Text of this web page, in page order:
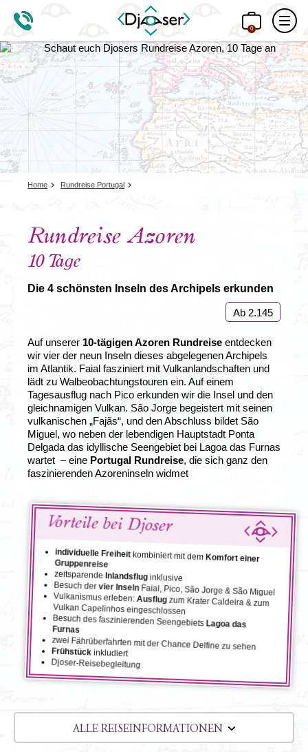
0
Home Rundreise Portugal
Rundreise Azoren
10 Tage
Die 4 schönsten Inseln des Archipels erkunden
Ab 2.145
Auf unserer 10-tägigen Azoren Rundreise entdecken
wir vier der neun Inseln dieses abgelegenen Archipels
im Atlantik. Faial fasziniert mit Vulkanlandschaften und
lädt zu Walbeobachtungstouren ein. Auf einem
Tagesausflug nach Pico erkunden wir die Insel und den
gleichnamigen Vulkan. São Jorge begeistert mit seinen
vulkanischen „Fajãs“, und den Abschluss bildet São
Miguel, wo neben der lebendigen Hauptstadt Ponta
Delgada das idyllische Seengebiet bei Lagoa das Furnas
wartet – eine Portugal Rundreise, die sich ganz den
faszinierenden Azoreninseln widmet
Vorteile bei Djoser
individuelle Freiheitkombiniert mit demKomfort einer
Gruppenreise
zeitsparende Inlandsfluginklusive
Besuch dervier InselnFaial, Pico, São Jorge & São Miguel
Vulkanismus erleben:Ausflugzum Krater Caldeira & zum
Vulkan Capelinhos eingeschlossen
Besuch des faszinierenden SeengebietsLagoa das
Furnas
zwei Fährüberfahrten mit der Chance Delfine zu sehen
Frühstückinkludiert
Djoser-Reisebegleitung
ALLE REISEINFORMATIONEN